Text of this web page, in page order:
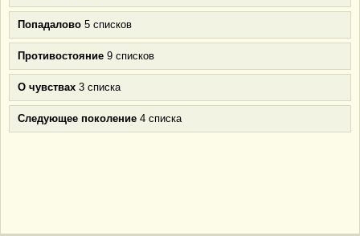
Попадалово 5 списков
Противостояние 9 списков
О чувствах 3 списка
Следующее поколение 4 списка